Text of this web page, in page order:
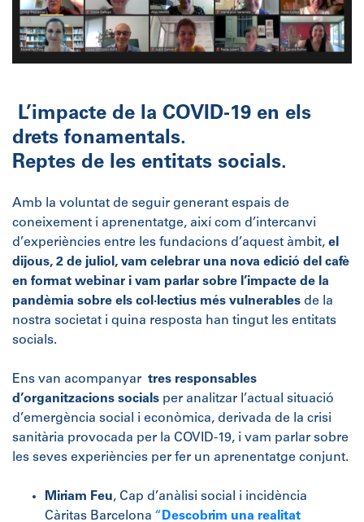
L’impacte de la COVID-19 en els
drets fonamentals.
Reptes de les entitats socials.
Amb la voluntat de seguir generant espais de
coneixement i aprenentatge, així com d’intercanvi
d’experiències entre les fundacions d’aquest àmbit, el
dijous, 2 de juliol, vam celebrar una nova edició del cafè
en format webinar i vam parlar sobre l’impacte de la
pandèmia sobre els col·lectius més vulnerables de la
nostra societat i quina resposta han tingut les entitats
socials.
Ens van acompanyar tres responsables
d’organitzacions socials per analitzar l’actual situació
d’emergència social i econòmica, derivada de la crisi
sanitària provocada per la COVID-19, i vam parlar sobre
les seves experiències per fer un aprenentatge conjunt.
Miriam Feu, Cap d’anàlisi social i incidència
Càritas Barcelona “ Descobrim una realitat